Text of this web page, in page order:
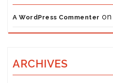
A WordPress Commenter on
ARCHIVES